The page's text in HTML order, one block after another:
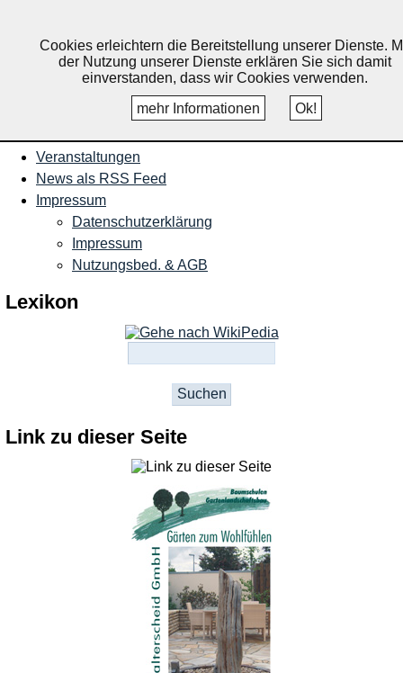
Ruppichteroth, Schönenberg,
Winterscheid
Veranstaltungen
News als RSS Feed
Impressum
Datenschutzerklärung
Impressum
Nutzungsbed. & AGB
Lexikon
Link zu dieser Seite
Cookies erleichtern die Bereitstellung unserer Dienste.
der Nutzung unserer Dienste erklären Sie sich damit
einverstanden, dass wir Cookies verwenden.
mehr Informationen
Ok!